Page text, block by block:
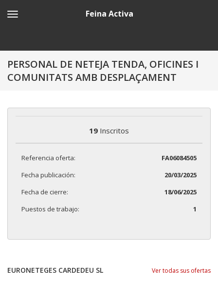
Feina Activa
PERSONAL DE NETEJA TENDA, OFICINES I
COMUNITATS AMB DESPLAÇAMENT
19 Inscritos
Referencia oferta:
FA06084505
Fecha publicación:
20/03/2025
Fecha de cierre:
18/06/2025
Puestos de trabajo:
1
EURONETEGES CARDEDEU SL Ver todas sus ofertas